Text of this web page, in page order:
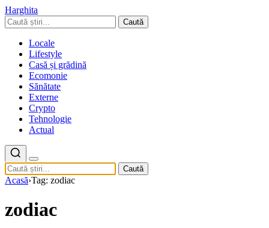
Harghita
Caută
Locale
Lifestyle
Casă și grădină
Ecomonie
Sănătate
Externe
Crypto
Tehnologie
Actual
Caută
Acasă›Tag: zodiac
zodiac